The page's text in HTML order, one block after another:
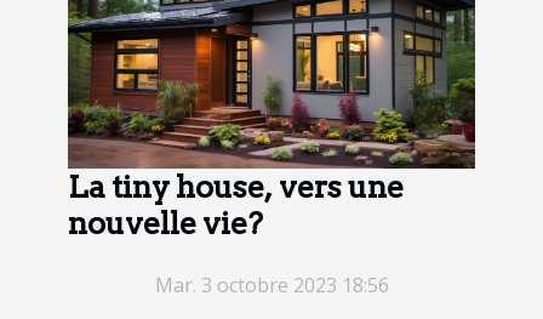
La tiny house, vers une
nouvelle vie?
Mar. 3 octobre 2023 18:56